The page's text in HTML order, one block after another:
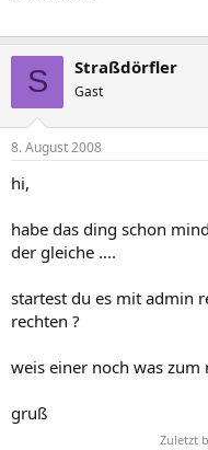
S Straßdörfler
Gast
8. August 2008
hi,
habe das ding schon
der gleiche ....
startest du es mit admin
rechten ?
weis einer noch was zum
gruß
Zuletzt